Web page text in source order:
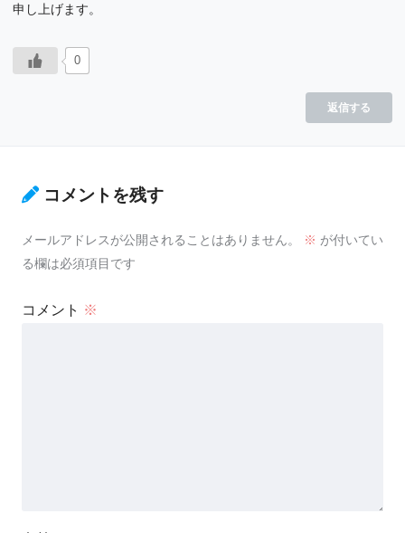
申し上げます。
0
返信する
コメントを残す
メールアドレスが公開されることはありません。 ※ が付いてい
る欄は必須項目です
コメント ※